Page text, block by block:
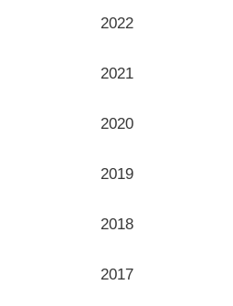
2022
2021
2020
2019
2018
2017